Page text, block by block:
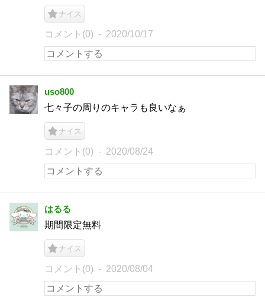
ナイス
コメント(0) 2020/10/17
uso800
七々子の周りのキャラも良いなぁ
ナイス
コメント(0) 2020/08/24
はるる
期間限定無料
ナイス
コメント(0) 2020/08/04